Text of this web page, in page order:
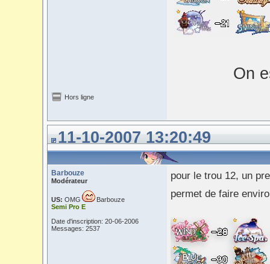
On
Hors ligne
11-10-2007 13:20:49
Barbouze
Modérateur
US: OMG
Barbouze
Semi Pro E
Date d'inscription: 20-06-2006
Messages: 2537
pour le trou 12, un
permet de faire